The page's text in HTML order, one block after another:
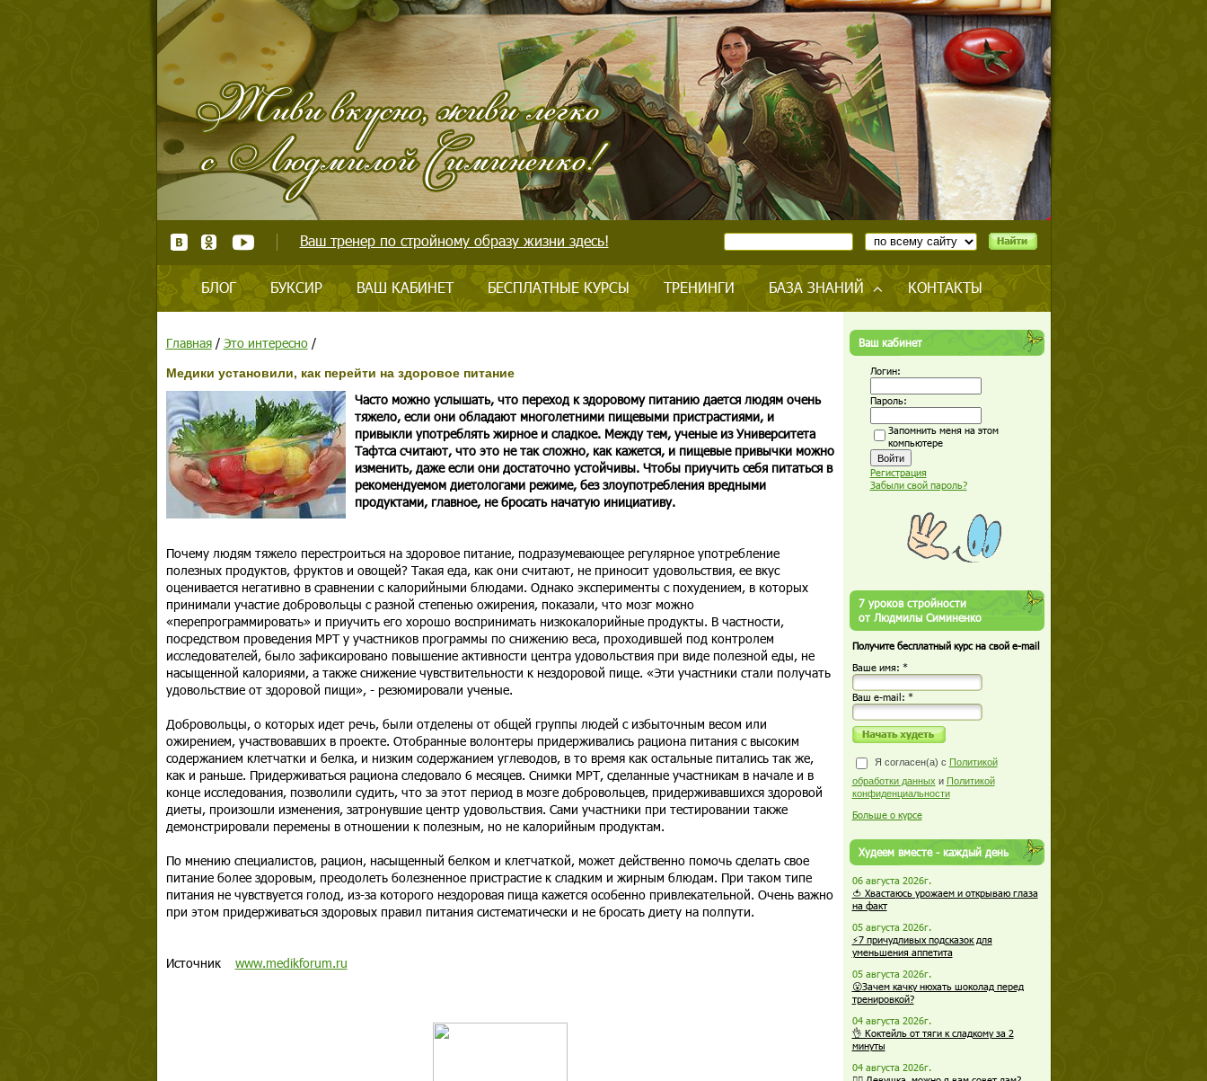
Ваш тренер по стройному образу жизни здесь!
БЛОГ БУКСИР ВАШ КАБИНЕТ БЕСПЛАТНЫЕ КУРСЫ ТРЕНИНГИ БАЗА ЗНАНИЙ КОНТАКТЫ
Главная/ Это интересно/
Медики установили, как перейти на здоровое питание
Часто можно услышать, что переход к здоровому питанию дается людям очень
тяжело, если они обладают многолетними пищевыми пристрастиями, и
привыкли употреблять жирное и сладкое. Между тем, ученые из Университета
Тафтса считают, что это не так сложно, как кажется, и пищевые привычки можно
изменить, даже если они достаточно устойчивы. Чтобы приучить себя питаться в
рекомендуемом диетологами режиме, без злоупотребления вредными
продуктами, главное, не бросать начатую инициативу.
Почему людям тяжело перестроиться на здоровое питание, подразумевающее регулярное употребление
полезных продуктов, фруктов и овощей? Такая еда, как они считают, не приносит удовольствия, ее вкус
оценивается негативно в сравнении с калорийными блюдами. Однако эксперименты с похудением, в которых
принимали участие добровольцы с разной степенью ожирения, показали, что мозг можно
«перепрограммировать» и приучить его хорошо воспринимать низкокалорийные продукты. В частности,
посредством проведения МРТ у участников программы по снижению веса, проходившей под контролем
исследователей, было зафиксировано повышение активности центра удовольствия при виде полезной еды, не
насыщенной калориями, а также снижение чувствительности к нездоровой пище. «Эти участники стали получать
удовольствие от здоровой пищи», - резюмировали ученые.
Добровольцы, о которых идет речь, были отделены от общей группы людей с избыточным весом или
ожирением, участвовавших в проекте. Отобранные волонтеры придерживались рациона питания с высоким
содержанием клетчатки и белка, и низким содержанием углеводов, в то время как остальные питались так же,
как и раньше. Придерживаться рациона следовало 6 месяцев. Снимки МРТ, сделанные участникам в начале и в
конце исследования, позволили судить, что за этот период в мозге добровольцев, придерживавшихся здоровой
диеты, произошли изменения, затронувшие центр удовольствия. Сами участники при тестировании также
демонстрировали перемены в отношении к полезным, но не калорийным продуктам.
По мнению специалистов, рацион, насыщенный белком и клетчаткой, может действенно помочь сделать свое
питание более здоровым, преодолеть болезненное пристрастие к сладким и жирным блюдам. При таком типе
питания не чувствуется голод, из-за которого нездоровая пища кажется особенно привлекательной. Очень важно
при этом придерживаться здоровых правил питания систематически и не бросать диету на полпути.
Источник www.medikforum.ru
Ваш кабинет
Логин:
Пароль:
Запомнить меня на этом
компьютере
Регистрация
Забыли свой пароль?
7 уроков стройности
от Людмилы Симиненко
Получите бесплатный курс на свой e-mail
Ваше имя: *
Ваш е-mail: *
Я согласен(а) с Политикой
обработки данных и Политикой
конфиденциальности
Больше о курсе
Худеем вместе - каждый день
06 августа 2026г.
🍅 Хвастаюсь урожаем и открываю глаза
на факт
05 августа 2026г.
⚡7 причудливых подсказок для
уменьшения аппетита
05 августа 2026г.
😮Зачем качку нюхать шоколад перед
тренировкой?
04 августа 2026г.
👌 Коктейль от тяги к сладкому за 2
минуты
04 августа 2026г.